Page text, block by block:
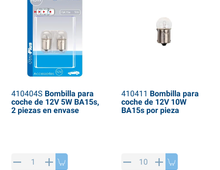
410404S Bombilla para
coche de 12V 5W BA15s,
2 piezas en envase
410411 Bombilla para
coche de 12V 10W
BA15s por pieza